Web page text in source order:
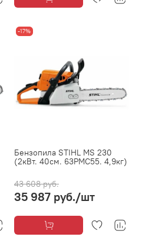
-17%
Бензопила STIHL MS 230
(2кВт. 40см. 63PMC55. 4,9кг)
43 608 руб.
35 987 руб./шт